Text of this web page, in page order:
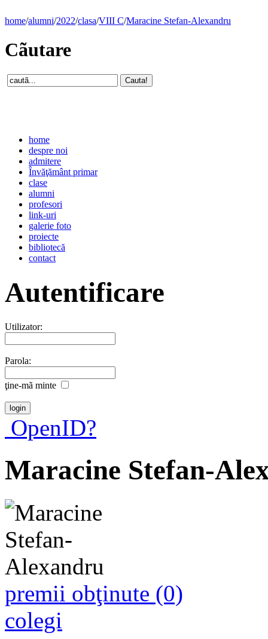
home/alumni/2022/clasa/VIII C/Maracine Stefan-Alexandru
Cãutare
home
despre noi
admitere
Învăţământ primar
clase
alumni
profesori
link-uri
galerie foto
proiecte
bibliotecă
contact
Autentificare
Utilizator:
Parola:
ţine-mã minte
OpenID?
Maracine Stefan-
premii obţinute (0)
colegi